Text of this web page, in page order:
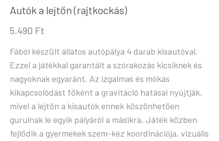
Autók a lejtőn (rajtkockás)
5.490 Ft
Fából készült állatos autópálya 4 darab kisautóval.
Ezzel a játékkal garantált a szórakozás kicsiknek és
nagyoknak egyaránt. Az izgalmas és mókás
kikapcsolódást főként a gravitáció hatásai nyújtják,
mivel a lejtőn a kisautók ennek köszönhetően
gurulnak le egyik pályáról a másikra. Játék közben
fejlődik a gyermekek szem-kéz koordinációja, vizuális